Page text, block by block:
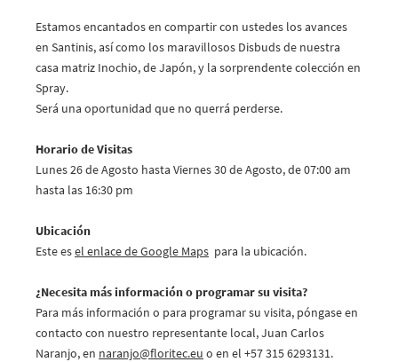
Estamos encantados en compartir con ustedes los avances
en Santinis, así como los maravillosos Disbuds de nuestra
casa matriz Inochio, de Japón, y la sorprendente colección en
Spray.
Será una oportunidad que no querrá perderse.
Horario de Visitas
Lunes 26 de Agosto hasta Viernes 30 de Agosto, de 07:00 am
hasta las 16:30 pm
Ubicación
Este esel enlace de Google Maps para la ubicación.
¿Necesita más información o programar su visita?
Para más información o para programar su visita, póngase en
contacto con nuestro representante local, Juan Carlos
Naranjo, en naranjo@floritec.eu o en el +57 315 6293131.